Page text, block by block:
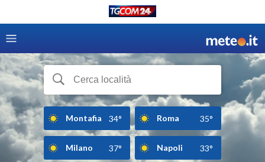
Montafia 34° Roma 35°
Milano 37° Napoli 33°